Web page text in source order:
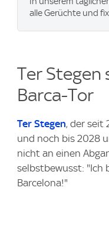
alle Gerüchte und
Ter Stegen
Barca-Tor
Ter Stegen, der seit
und noch bis 2028
nicht an einen
selbstbewusst: "Ich
Barcelona!"